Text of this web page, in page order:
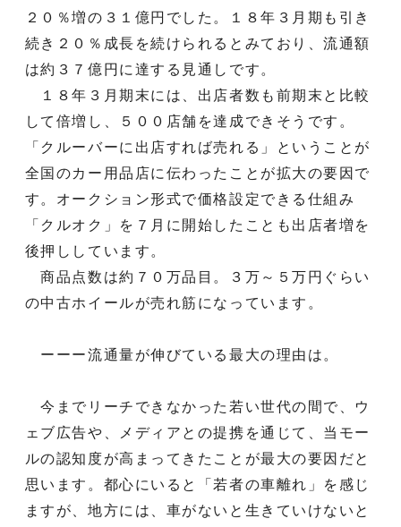
２０％増の３１億円でした。１８年３月期も引き
続き２０％成長を続けられるとみており、流通額
は約３７億円に達する見通しです。
１８年３月期末には、出店者数も前期末と比較
して倍増し、５００店舗を達成できそうです。
「クルーバーに出店すれば売れる」ということが
全国のカー用品店に伝わったことが拡大の要因で
す。オークション形式で価格設定できる仕組み
「クルオク」を７月に開始したことも出店者増を
後押ししています。
商品点数は約７０万品目。３万～５万円ぐらい
の中古ホイールが売れ筋になっています。
ーーー流通量が伸びている最大の理由は。
今までリーチできなかった若い世代の間で、ウ
ェブ広告や、メディアとの提携を通じて、当モー
ルの認知度が高まってきたことが最大の要因だと
思います。都心にいると「若者の車離れ」を感じ
ますが、地方には、車がないと生きていけないと